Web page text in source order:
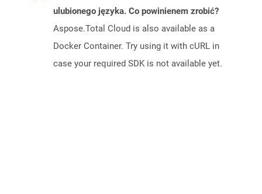
ulubionego języka. Co powinienem zrobić?
Aspose.Total Cloud is also available as a
Docker Container. Try using it with cURL in
case your required SDK is not available yet.